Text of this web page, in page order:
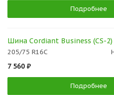
Подробнее
Шина Cordiant Business (CS-2)
205/75 R16C
7 560 ₽
Подробнее